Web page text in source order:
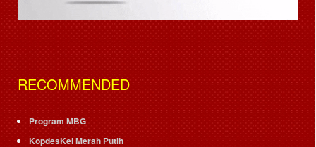
RECOMMENDED
Program MBG
KopdesKel Merah Putih